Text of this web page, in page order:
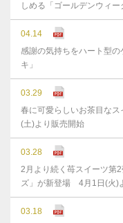
しめる「ゴールデンウィ
04.14
感謝の気持ちをハート型
キ」
03.29
春に可愛らしいお茶目な
(土)より販売開始
03.28
2月より続く苺スイーツ第
ズ」が新登場 4月1日(火)
03.18